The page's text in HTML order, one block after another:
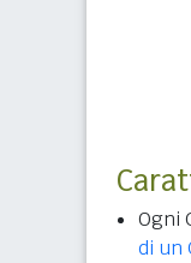
Ogni
di un